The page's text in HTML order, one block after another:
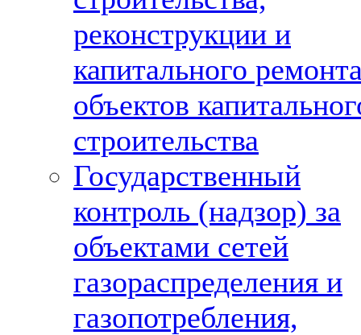
реконструкции и
капитального
объектов
строительства
Государственный
контроль (надзор) за
объектами сетей
газораспределения и
газопотребления,